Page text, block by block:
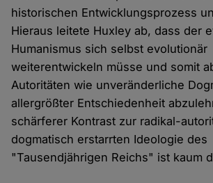
historischen Entwicklungsprozess
Hieraus leitete Huxley ab, dass der
Humanismus sich selbst evolutionär
weiterentwickeln müsse und somit
Autoritäten wie unveränderliche
allergrößter Entschiedenheit
schärferer Kontrast zur radikal-
dogmatisch erstarrten Ideologie des
"Tausendjährigen Reichs" ist kaum